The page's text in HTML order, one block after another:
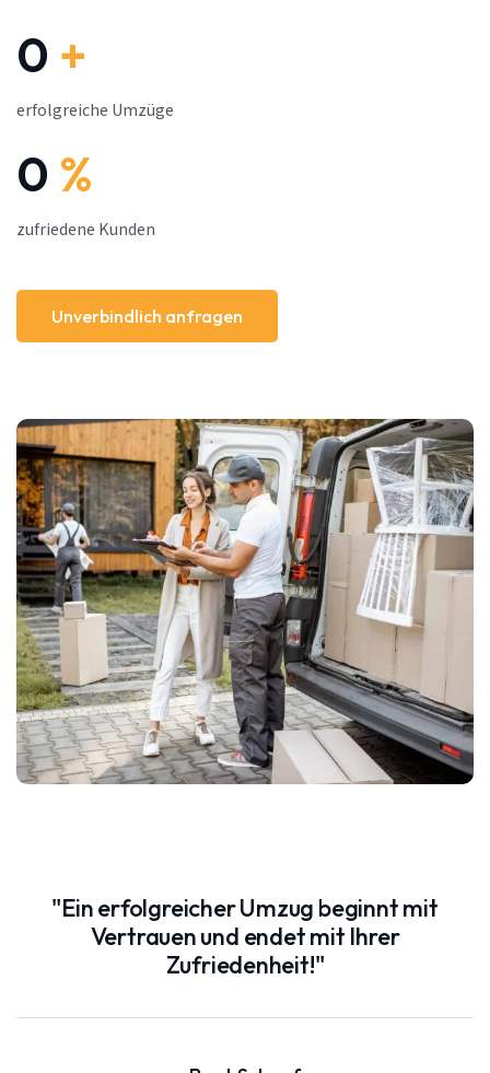
"Ein erfolgreicher Umzug beginnt mit
Vertrauen und endet mit Ihrer
Zufriedenheit!"
0 +
erfolgreiche Umzüge
0 %
zufriedene Kunden
Unverbindlich anfragen